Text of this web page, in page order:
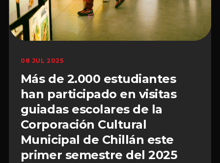
08 JUL 2025
Más de 2.000 estudiantes
han participado en visitas
guiadas escolares de la
Corporación Cultural
Municipal de Chillán este
primer semestre del 2025